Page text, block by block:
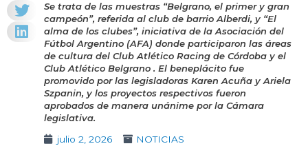
Se trata de las muestras “Belgrano, el primer y gran
campeón”, referida al club de barrio Alberdi, y “El
alma de los clubes”, iniciativa de la Asociación del
Fútbol Argentino (AFA) donde participaron las áreas
de cultura del Club Atlético Racing de Córdoba y el
Club Atlético Belgrano . El beneplácito fue
promovido por las legisladoras Karen Acuña y Ariela
Szpanin, y los proyectos respectivos fueron
aprobados de manera unánime por la Cámara
legislativa.
julio 2, 2026
NOTICIAS